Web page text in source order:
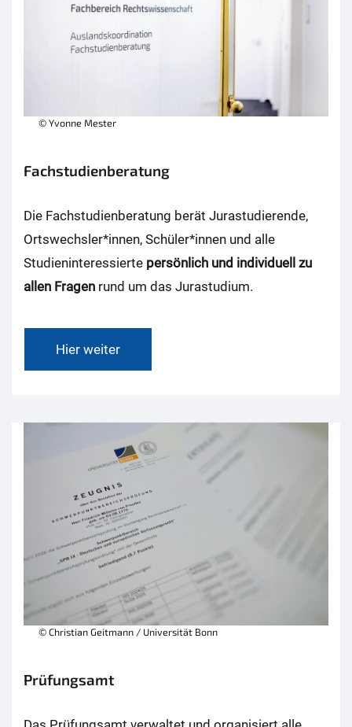
© Yvonne Mester
Fachstudienberatung
Die Fachstudienberatung berät Jurastudierende,
Ortswechsler*innen, Schüler*innen und alle
Studieninteressierte persönlich und individuell zu
allen Fragen rund um das Jurastudium.
Hier weiter
© Christian Geitmann / Universität Bonn
Prüfungsamt